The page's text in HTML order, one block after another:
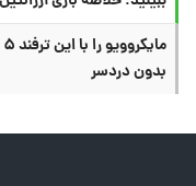
بدون دردسر